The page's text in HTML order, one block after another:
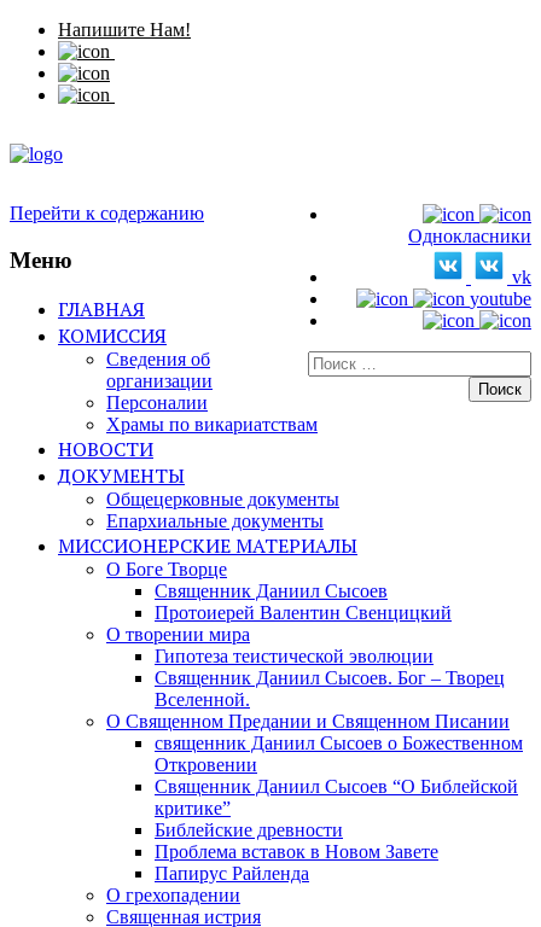
Напишите Нам!
Однокласники
vk
youtube
Искать:
Перейти к содержанию
Меню
ГЛАВНАЯ
КОМИССИЯ
Сведения об
организации
Персоналии
Храмы по викариатствам
НОВОСТИ
ДОКУМЕНТЫ
Общецерковные документы
Епархиальные документы
МИССИОНЕРСКИЕ МАТЕРИАЛЫ
О Боге Творце
Священник Даниил Сысоев
Протоиерей Валентин Свенцицкий
О творении мира
Гипотеза теистической эволюции
Священник Даниил Сысоев. Бог – Творец
Вселенной.
О Священном Предании и Священном Писании
священник Даниил Сысоев о Божественном
Откровении
Священник Даниил Сысоев “О Библейской
критике”
Библейские древности
Проблема вставок в Новом Завете
Папирус Райленда
О грехопадении
Священная истрия